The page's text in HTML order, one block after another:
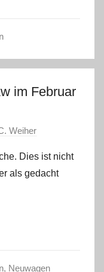
im Februar
Weiher
Dies ist nicht
als gedacht
, Neuwagen